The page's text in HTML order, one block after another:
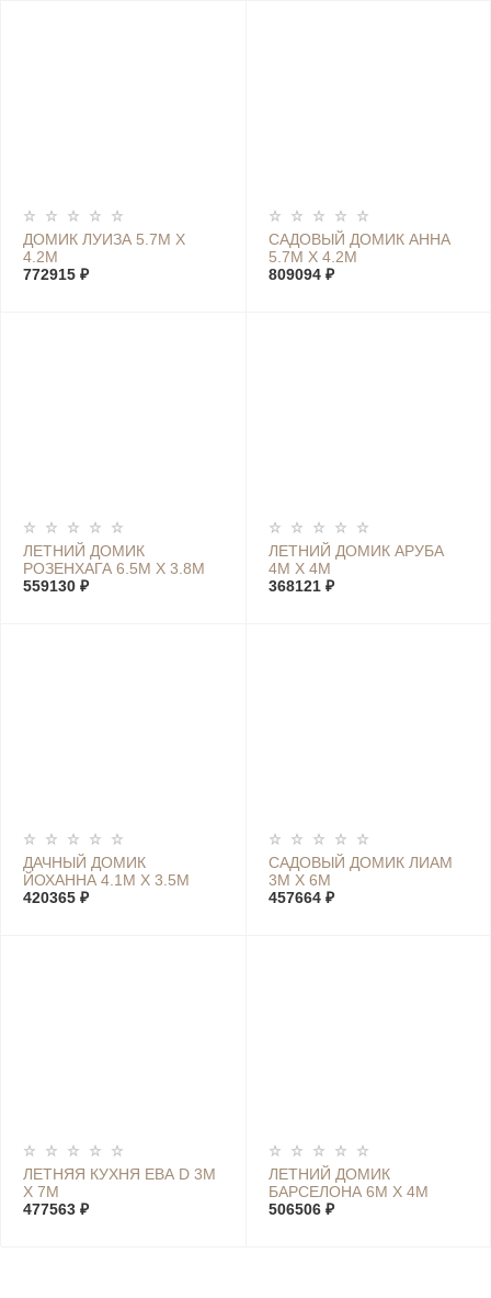
ДОМИК ЛУИЗА 5.7М Х
4.2М
772915 ₽
САДОВЫЙ ДОМИК АННА
5.7М Х 4.2М
809094 ₽
ЛЕТНИЙ ДОМИК
РОЗЕНХАГА 6.5М Х 3.8М
559130 ₽
ЛЕТНИЙ ДОМИК АРУБА
4М Х 4М
368121 ₽
ДАЧНЫЙ ДОМИК
ЙОХАННА 4.1М Х 3.5М
420365 ₽
САДОВЫЙ ДОМИК ЛИАМ
3М Х 6М
457664 ₽
ЛЕТНЯЯ КУХНЯ ЕВА D 3М
Х 7М
477563 ₽
ЛЕТНИЙ ДОМИК
БАРСЕЛОНА 6М Х 4М
506506 ₽